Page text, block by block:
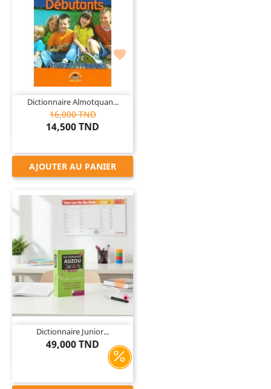

Dictionnaire Almotquan...
16,000 TND
14,500 TND
AJOUTER AU PANIER

Dictionnaire Junior...
49,000 TND